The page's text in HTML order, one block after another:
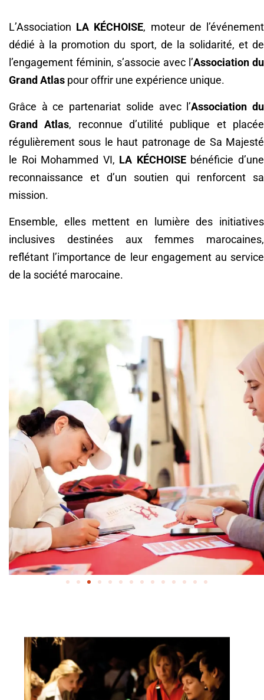
L’Association LA KÉCHOISE, moteur de l’événement
dédié à la promotion du sport, de la solidarité, et de
l’engagement féminin, s’associe avec l’Association du
Grand Atlas pour offrir une expérience unique.
Grâce à ce partenariat solide avec l’Association du
Grand Atlas, reconnue d’utilité publique et placée
régulièrement sous le haut patronage de Sa Majesté
le Roi Mohammed VI, LA KÉCHOISEbénéficie d’une
reconnaissance et d’un soutien qui renforcent sa
mission.
Ensemble, elles mettent en lumière des initiatives
inclusives destinées aux femmes marocaines,
reflétant l’importance de leur engagement au service
de la société marocaine.